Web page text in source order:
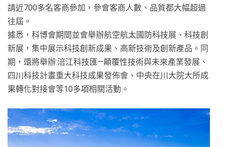
請近700多名客商參加，參會客商人數、品質都大幅超過
往屆。
據悉，科博會期間並會舉辦航空航太國防科技展、科技創
新展，集中展示科技創新成果、高新技術及創新產品。同
期，還將舉辦:涪江科技匯—顛覆性技術與未來產業發展、
四川科技計畫重大科技成果發佈會、中央在川大院大所成
果轉化對接會等10多項相關活動。